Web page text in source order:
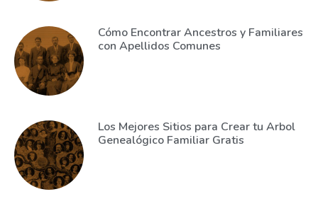
Cómo Encontrar Ancestros y Familiares
con Apellidos Comunes
Los Mejores Sitios para Crear tu Arbol
Genealógico Familiar Gratis